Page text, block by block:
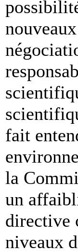
fait
la
un
directive
niveaux